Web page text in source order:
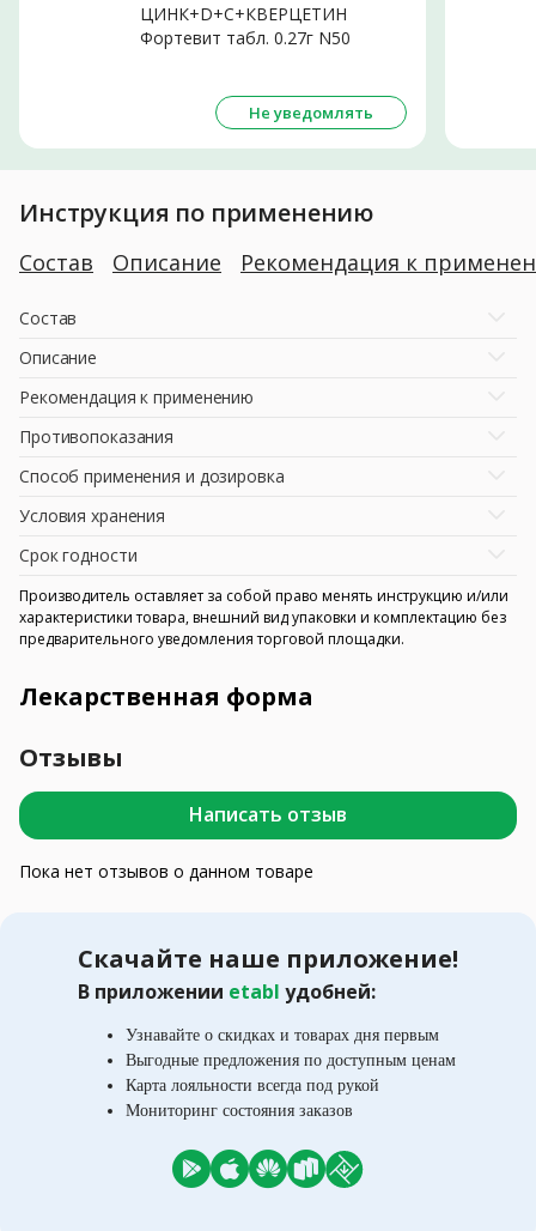
ЦИНК+D+С+КВЕРЦЕТИН
Фортевит табл. 0.27г N50
Не уведомлять
Инструкция по применению
Состав Описание Рекомендация к
Состав
Описание
Рекомендация к применению
Противопоказания
Способ применения и дозировка
Условия хранения
Срок годности
Производитель оставляет за собой право менять инструкцию и/или
характеристики товара, внешний вид упаковки и комплектацию без
предварительного уведомления торговой площадки.
Лекарственная форма
Отзывы
Написать отзыв
Пока нет отзывов о данном товаре
Скачайте наше приложение!
В приложении etabl удобней:
Узнавайте о скидках и товарах дня первым
Выгодные предложения по доступным ценам
Карта лояльности всегда под рукой
Мониторинг состояния заказов